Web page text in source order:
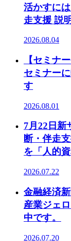
活かすに
走支援 説
2026.08.04
【セミナ
セミナー
す
2026.08.01
7月22日新
断・伴走
を「人的
2026.07.22
金融経済
産業ジェ
中です。
2026.07.20